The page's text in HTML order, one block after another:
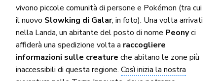
vivono piccole comunità di persone e Pokémon (tra cui
il nuovo Slowking di Galar, in foto). Una volta arrivati
nella Landa, un abitante del posto di nome Peonyci
affiderà una spedizione volta a raccogliere
informazioni sulle creature che abitano le zone più
inaccessibili di questa regione.Così inizia la nostra